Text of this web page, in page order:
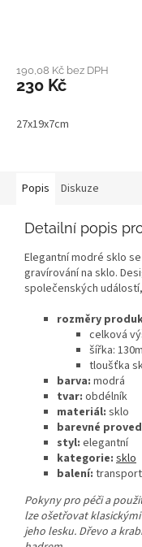
190,08 Kč bez DPH
230 Kč
27x19x7cm
Popis Diskuze
Detailní popis
Elegantní modré sklo
gravírování na sklo.
společenských
rozměry
celková
šířka:
tloušťka
barva: modrá
tvar: obdélník
materiál: sklo
barevné
styl: elegantní
kategorie: sklo
balení:
Pokyny pro péči a
lze ošetřovat
jeho lesku. Dřevo a